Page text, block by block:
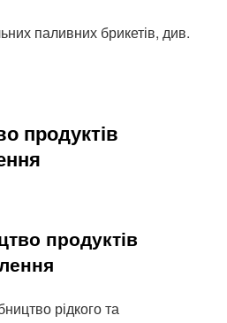
паливних брикетів, див.
продуктів
продуктів
рідкого та